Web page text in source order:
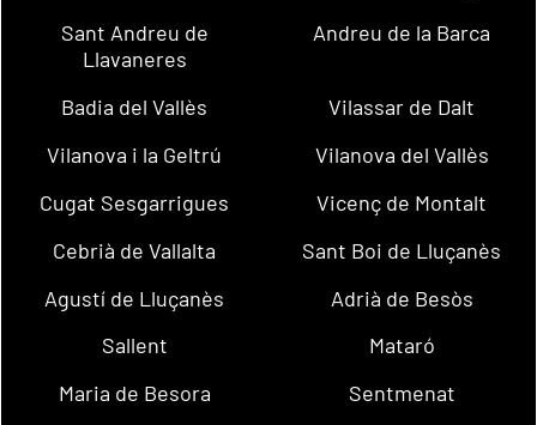
Sant Andreu de
Llavaneres
Andreu de la Barca
Badia del Vallès
Vilassar de Dalt
Vilanova i la Geltrú
Vilanova del Vallès
Cugat Sesgarrigues
Vicenç de Montalt
Cebrià de Vallalta
Sant Boi de Lluçanès
Agustí de Lluçanès
Adrià de Besòs
Sallent
Mataró
Maria de Besora
Sentmenat